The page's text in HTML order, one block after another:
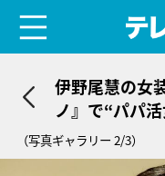
伊野尾慧の女
ノ』で“パパ
（写真ギャラリー 2/3）